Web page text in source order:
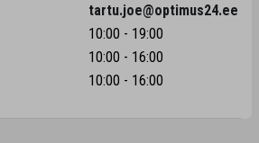
tartu.joe@optimus24.ee
10:00 - 19:00
10:00 - 16:00
10:00 - 16:00